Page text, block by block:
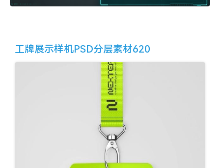
工牌展示样机PSD分层素材620
ca2ab7f79ffbedd2a1103ee861be5181_aa936b8ce5d9635.web